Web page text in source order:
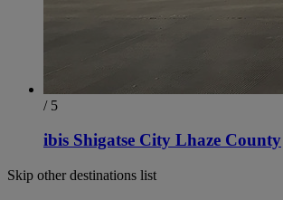
/ 5
ibis Shigatse City Lhaze County
Skip other destinations list